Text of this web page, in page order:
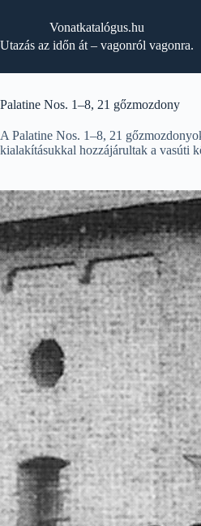
Vonatkatalógus.hu
Utazás az időn át – vagonról vagonra.
Palatine Nos. 1–8, 21 gőzmozdony
A Palatine Nos. 1–8, 21
kialakításukkal hozzájárultak a vasúti